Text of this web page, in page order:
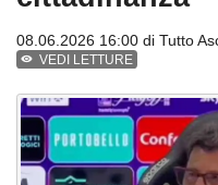
08.06.2026 16:00 di Tutto
VEDI LETTURE